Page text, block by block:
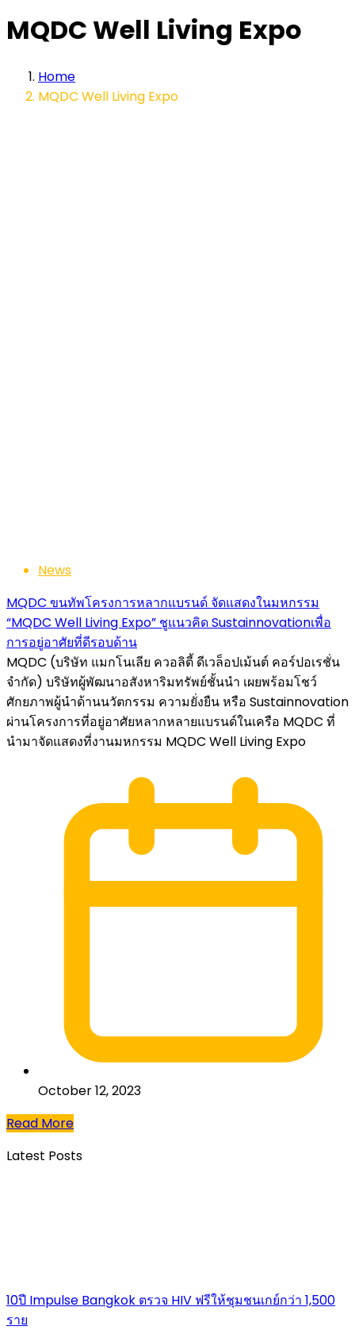
MQDC Well Living Expo
Home
MQDC Well Living Expo
News
MQDC ขนทัพโครงการหลากแบรนด์ จัดแสดงในมหกรรม
“MQDC Well Living Expo” ชูแนวคิด Sustainnovationเพื่อ
การอยู่อาศัยที่ดีรอบด้าน
MQDC (บริษัท แมกโนเลีย ควอลิตี้ ดีเวล็อปเม้นต์ คอร์ปอเรชั่น
จำกัด) บริษัทผู้พัฒนาอสังหาริมทรัพย์ชั้นนำ เผยพร้อมโชว์
ศักยภาพผู้นำด้านนวัตกรรม ความยั่งยืน หรือ Sustainnovation
ผ่านโครงการที่อยู่อาศัยหลากหลายแบรนด์ในเครือ MQDC ที่
นำมาจัดแสดงที่งานมหกรรม MQDC Well Living Expo
October 12, 2023
Read More
Latest Posts
10ปี Impulse Bangkok ตรวจ HIV ฟรีให้ชุมชนเกย์กว่า 1,500
ราย